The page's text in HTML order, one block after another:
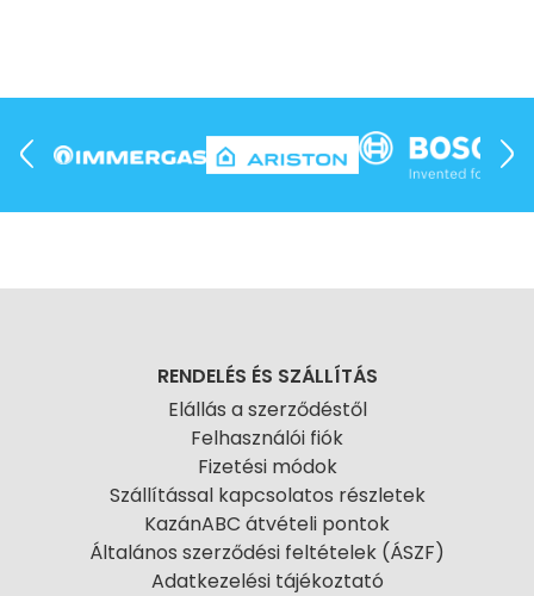
RENDELÉS ÉS SZÁLLÍTÁS
Elállás a szerződéstől
Felhasználói fiók
Fizetési módok
Szállítással kapcsolatos részletek
KazánABC átvételi pontok
Általános szerződési feltételek (ÁSZF)
Adatkezelési tájékoztató